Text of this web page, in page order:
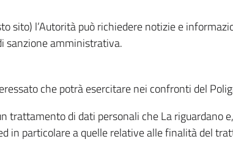
sito) l’Autorità può richiedere notizie e
sanzione amministrativa.
che potrà esercitare nei confronti del
di dati personali che La riguardano
in particolare a quelle relative alle finalità del